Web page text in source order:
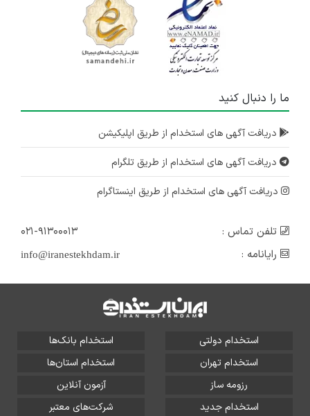
ما را دنبال کنید
دریافت آگهی های استخدام از طریق اپلیکیشن
دریافت آگهی های استخدام از طریق تلگرام
دریافت آگهی های استخدام از طریق اینستاگرام
تلفن تماس :
۰۲۱-۹۱۳۰۰۰۱۳
رایانامه :
info@iranestekhdam.ir
استخدام دولتی
استخدام بانک‌ها
استخدام تهران
استخدام استان‌ها
رزومه ساز
آزمون آنلاین
استخدام جدید
شرکت‌های معتبر